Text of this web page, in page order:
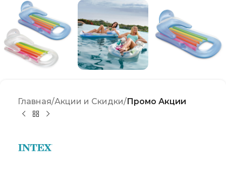
Главная Акции и Скидки Промо Акции